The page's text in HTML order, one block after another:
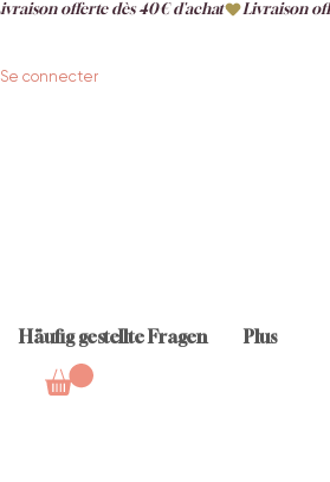
Se connecter
Häufig gestellte Fragen Plus